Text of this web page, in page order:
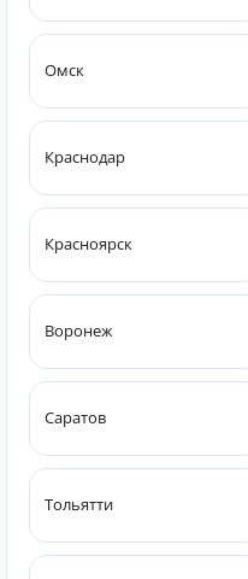
Омск
Краснодар
Красноярск
Воронеж
Саратов
Тольятти